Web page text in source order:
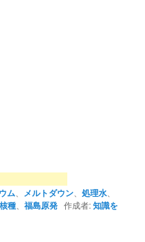
ム メルトダウン 、処理水
核種 、福島原発 作成者:知識を